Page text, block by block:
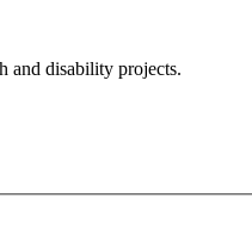
and disability projects.